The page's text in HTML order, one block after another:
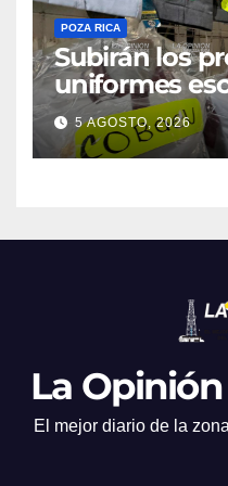
POZA RICA
Subirán los
uniformes
promociones
5 AGOSTO, 2026
La
El mejor diario de la